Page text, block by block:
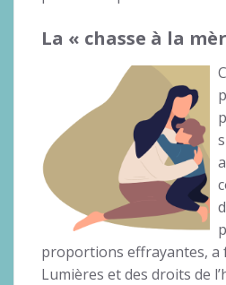
La « chasse à la
proportions effrayantes, a
Lumières et des droits de